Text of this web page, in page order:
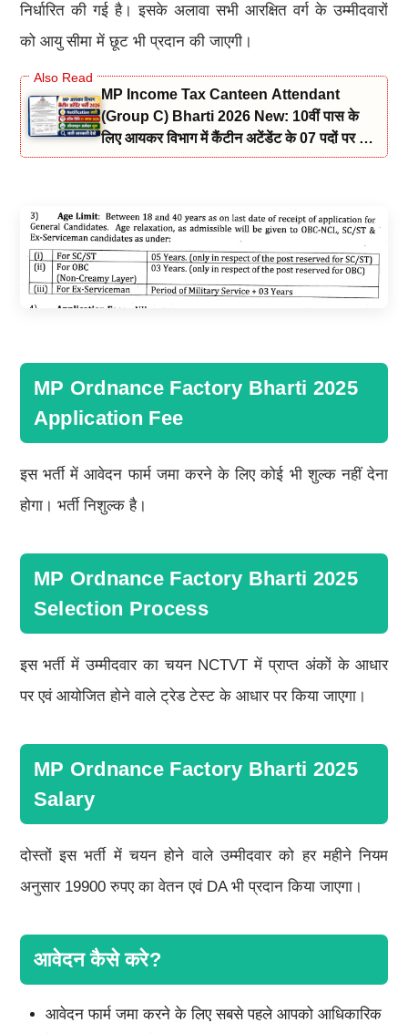
निर्धारित की गई है। इसके अलावा सभी आरक्षित वर्ग के उम्मीदवारों
को आयु सीमा में छूट भी प्रदान की जाएगी।
MP Income Tax Canteen Attendant
(Group C) Bharti 2026 New: 10वीं पास के
लिए आयकर विभाग में कैंटीन अटेंडेंट के 07 पदों पर भर्ती
नोटिफिकेशन और आवेदन जारी
MP Ordnance Factory Bharti 2025
Application Fee
इस भर्ती में आवेदन फार्म जमा करने के लिए कोई भी शुल्क नहीं देना
होगा। भर्ती निशुल्क है।
MP Ordnance Factory Bharti 2025
Selection Process
इस भर्ती में उम्मीदवार का चयन NCTVT में प्राप्त अंकों के आधार
पर एवं आयोजित होने वाले ट्रेड टेस्ट के आधार पर किया जाएगा।
MP Ordnance Factory Bharti 2025
Salary
दोस्तों इस भर्ती में चयन होने वाले उम्मीदवार को हर महीने नियम
अनुसार 19900 रुपए का वेतन एवं DA भी प्रदान किया जाएगा।
आवेदन कैसे करे?
आवेदन फार्म जमा करने के लिए सबसे पहले आपको आधिकारिक